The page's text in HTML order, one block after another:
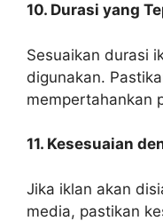
10. Durasi yang
Sesuaikan durasi
digunakan.
mempertahankan
11. Kesesuaian
Jika iklan akan
media, pastikan